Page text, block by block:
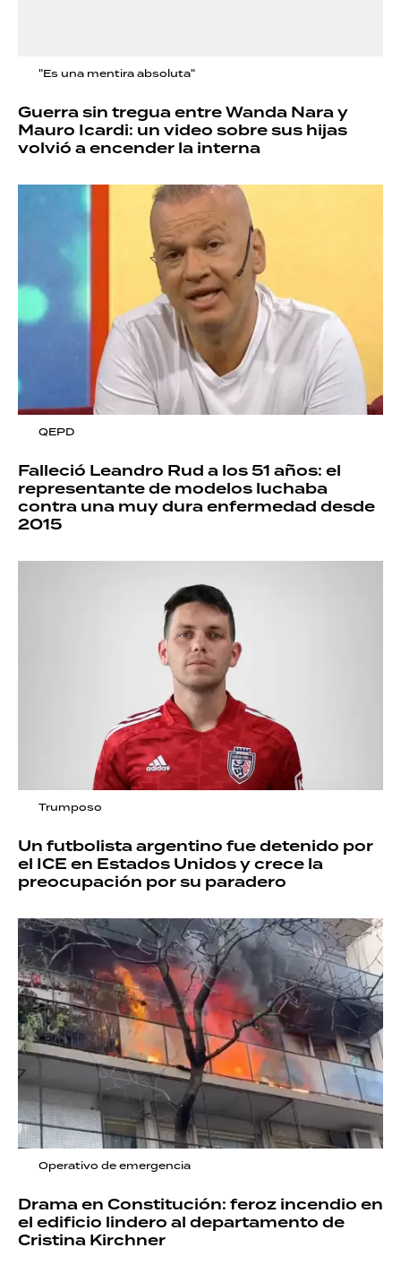
"Es una mentira absoluta"
Guerra sin tregua entre Wanda Nara y
Mauro Icardi: un video sobre sus hijas
volvió a encender la interna
QEPD
Falleció Leandro Rud a los 51 años: el
representante de modelos luchaba
contra una muy dura enfermedad desde
2015
Trumposo
Un futbolista argentino fue detenido por
el ICE en Estados Unidos y crece la
preocupación por su paradero
Operativo de emergencia
Drama en Constitución: feroz incendio en
el edificio lindero al departamento de
Cristina Kirchner